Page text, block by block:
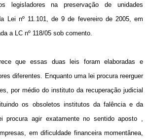
legisladores na preservação de unidades
Lei nº 11.101, de 9 de fevereiro de 2005, em
a LC nº 118/05 sob comento.
que essas duas leis foram elaboradas e
diferentes. Enquanto uma lei procura reerguer
por médio do instituto da recuperação judicial
os obsoletos institutos da falência e da
procura agir exatamente no sentido aposto ,
em dificuldade financeira momentânea,